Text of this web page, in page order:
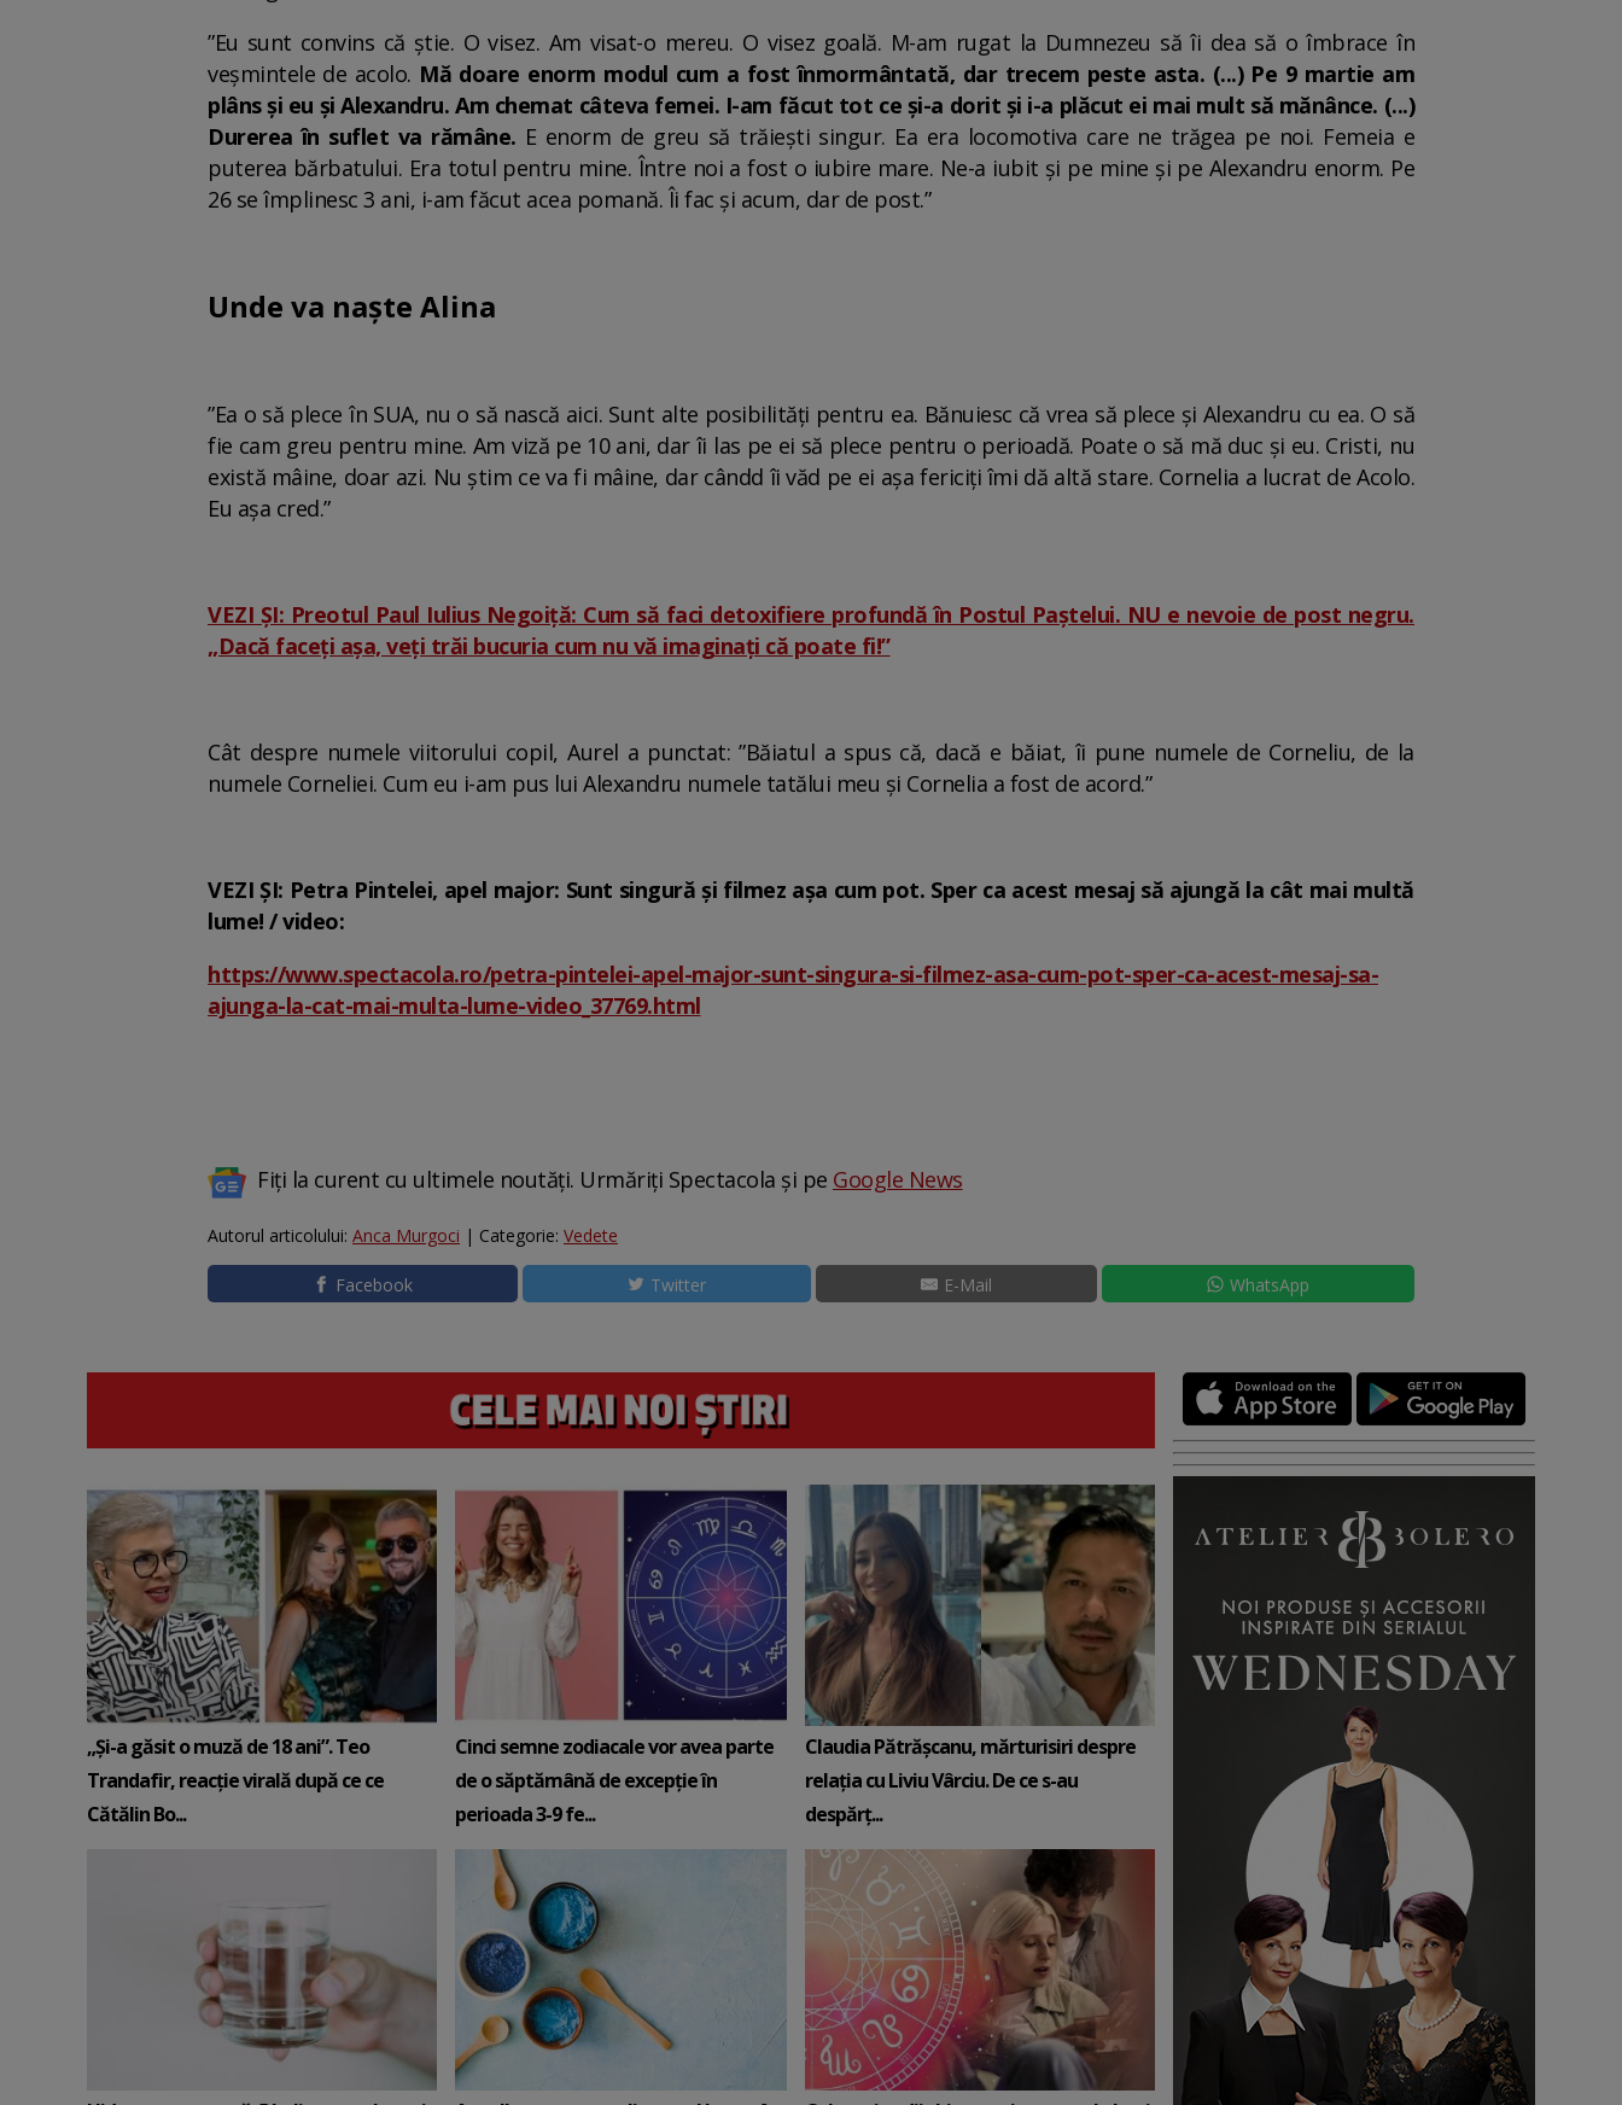
”Eu sunt convins că știe. O visez. Am visat-o mereu. O visez goală. M-am rugat la Dumnezeu să îi dea să o îmbrace în
veșmintele de acolo. Mă doare enorm modul cum a fost înmormântată, dar trecem peste asta. (...) Pe 9 martie am
plâns și eu și Alexandru. Am chemat câteva femei. I-am făcut tot ce și-a dorit și i-a plăcut ei mai mult să mănânce. (...)
Durerea în suflet va rămâne. E enorm de greu să trăiești singur. Ea era locomotiva care ne trăgea pe noi. Femeia e
puterea bărbatului. Era totul pentru mine. Între noi a fost o iubire mare. Ne-a iubit și pe mine și pe Alexandru enorm. Pe
26 se împlinesc 3 ani, i-am făcut acea pomană. Îi fac și acum, dar de post.”
Unde va naște Alina
”Ea o să plece în SUA, nu o să nască aici. Sunt alte posibilități pentru ea. Bănuiesc că vrea să plece și Alexandru cu ea. O să
fie cam greu pentru mine. Am viză pe 10 ani, dar îi las pe ei să plece pentru o perioadă. Poate o să mă duc și eu. Cristi, nu
există mâine, doar azi. Nu știm ce va fi mâine, dar cândd îi văd pe ei așa fericiți îmi dă altă stare. Cornelia a lucrat de Acolo.
Eu așa cred.”
VEZI ȘI: Preotul Paul Iulius Negoiță: Cum să faci detoxifiere profundă în Postul Paștelui. NU e nevoie de post negru.
„Dacă faceți așa, veți trăi bucuria cum nu vă imaginați că poate fi!”
Cât despre numele viitorului copil, Aurel a punctat: ”Băiatul a spus că, dacă e băiat, îi pune numele de Corneliu, de la
numele Corneliei. Cum eu i-am pus lui Alexandru numele tatălui meu și Cornelia a fost de acord.”
VEZI ȘI: Petra Pintelei, apel major: Sunt singură și filmez așa cum pot. Sper ca acest mesaj să ajungă la cât mai multă
lume! / video:
https://www.spectacola.ro/petra-pintelei-apel-major-sunt-singura-si-filmez-asa-cum-pot-sper-ca-acest-mesaj-sa-
ajunga-la-cat-mai-multa-lume-video_37769.html
Fiți la curent cu ultimele noutăți. Urmăriți Spectacola și pe Google News
Autorul articolului: Anca Murgoci | Categorie: Vedete
Facebook Twitter E-Mail WhatsApp
„Și-a găsit o muză de 18 ani”. Teo
Trandafir, reacție virală după ce ce
Cătălin Bo...
Cinci semne zodiacale vor avea parte
de o săptămână de excepție în
perioada 3-9 fe...
Claudia Pătrășcanu, mărturisiri despre
relația cu Liviu Vârciu. De ce s-au
despărț...